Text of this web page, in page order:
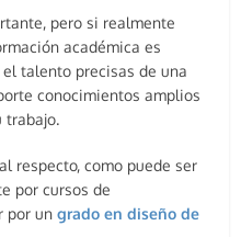
pero si realmente
académica es
talento precisas de una
conocimientos amplios
trabajo.
respecto, como puede ser
por cursos de
por ungrado en diseño de